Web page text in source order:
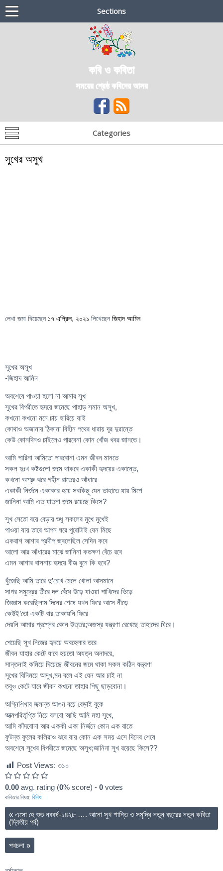
Sections
কবি ও কবিতা
সময়ের শ্রেষ্ঠ কবিদের আসর
Categories
সুখের অসুখ
লেখা জমা দিয়েছেন ১৭ এপ্রিল, ২০২১ লিখেছেন জিহাদ আমিন
সুখের অসুখ
-জিহাদ আমিন
অবশেষে পাওয়া হলো না আমার সুখ
সুখের বিপরীতে হৃদয়ে জমেছে পাহাড় সমান অসুখ,
কখনো কখনো মনে চায় হারিয়ে যাই
কোথাও অজানায় ঠিকানা বিহীন পথের ধারায় দূর দুরান্তে
কেউ কোনদিনও চাইলেও পারবেনা কোন খোঁজ খবর জানতে।
আমি পারিনা আমিতো পারবোনা এমন জীবন মানতে
সকল দুঃখ কষ্টগুলো জমে থাকবে একাকী হৃদয়ের একান্তে,
কখনো অশ্রু ঝরে গহীন রাতেরও আঁধারে
একাকী নির্জনে একাকার হয়ে সবকিছু যেন তাহাতে যায় মিশে
জানিনা আমি এত যাতনা জমে রয়েছে কিসে?
সুখ সেতো বয়ে বেড়ায় শুধু সকলের মুখে মুখেই
পাওয়া যায় তারে আপন ঘরে পুরোটাই যেন মিছে
একরাশ আশার প্রদীপ জ্বলেছিল সেদিন কবে
আলো আর আঁধারের মাঝে জানিনা কতক্ষণ বেঁচে রবে
এমন আশার বাসনায় হৃদয়ে বীজ বুনে কি হবে?
খুঁজেছি আমি তারে দু’চোখ মেলে খোলা আসমানে
সাগর সমুদ্রের তীরে দল বেঁধে উড়ে যাওয়া পাখিদের ভিড়ে
জিজ্ঞাস করেছিলাম দিনের শেষে যখন ফিরে আসে নীড়ে
কেউই’তো একটি বার তাকায়নি ফিরে
দেয়নি আমার প্রশ্নের কোন উত্তর;অজস্র যন্ত্রণা রেখেছে তাহাদের ঘিরে।
পেয়েছি সুখ নিজের হৃদয়ে অবহেলার তরে
জীবন যাহার কেটে যাবে হয়তো অযত্ন অনাদরে,
সান্তনাই কমিয়ে দিয়েছে জীবনের জমে থাকা সকল কঠিন যন্ত্রণা
সুখের বিনিময়ে অসুখ,মন বলে এই যেন আর চাই না
তবুও কেটে যাবে জীবন কখনো তাহার পিছু ছাড়বোনা।
অগ্নিশিখার জলন্ত আগুন বয়ে বেড়াই বুকে
আত্মপরিতৃপ্তি নিয়ে বলবো আছি আমি মহা সুখে,
আমি কাঁদবোনা আর এককী একা নির্জনে কোন এক রাতে
ফুটন্ত ফুলের কলিরাও ঝরে যায় কোন এক সময় এসে দিনের শেষে
অবশেষে সুখের বিপরীতে জমেছে অসুখ;জানিনা সুখ রয়েছে কিসে??
Post Views: ৩১০
0.00 avg. rating (0% score) - 0 votes
কবিতার বিষয়: বিবিধ
« এসো হে শুভ নববর্ষ-১৪২৮ …. আনো সুখ শান্তি ও সমৃদ্ধি নতুন বছরের নতুন কবিতা
(দ্বিতীয় পর্ব)
পথচলা »